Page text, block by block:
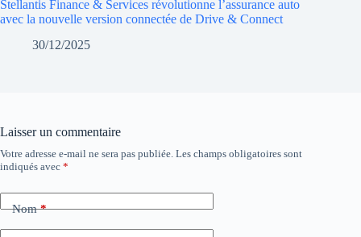
Stellantis Finance & Services révolutionne l’assurance auto
avec la nouvelle version connectée de Drive & Connect
30/12/2025
Laisser un commentaire
Votre adresse e-mail ne sera pas publiée. Les champs obligatoires sont
indiqués avec *
Nom*